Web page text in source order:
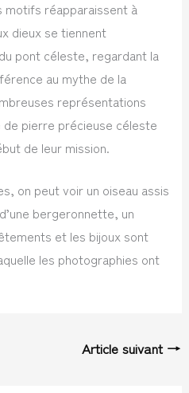
motifs réapparaissent à
dieux se tiennent
pont céleste, regardant la
au mythe de la
représentations
de pierre précieuse céleste
de leur mission.
on peut voir un oiseau assis
bergeronnette, un
et les bijoux sont
les photographies ont
Article suivant →